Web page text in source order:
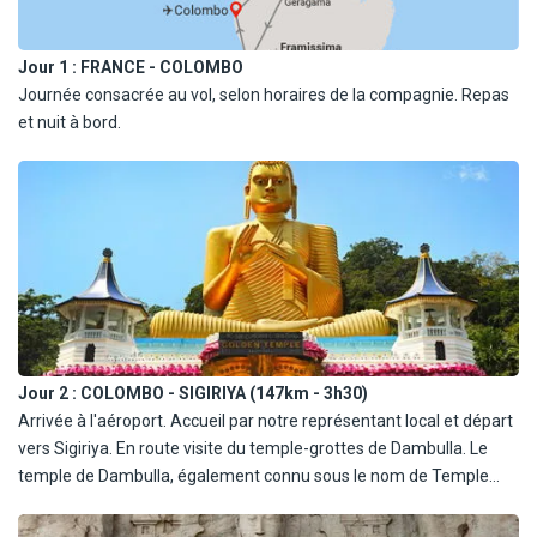
Jour 1 : FRANCE - COLOMBO
Journée consacrée au vol, selon horaires de la compagnie. Repas
et nuit à bord.
Jour 2 : COLOMBO - SIGIRIYA (147km - 3h30)
Arrivée à l'aéroport. Accueil par notre représentant local et départ
vers Sigiriya. En route visite du temple-grottes de Dambulla. Le
temple de Dambulla, également connu sous le nom de Temple
Des sculptures anciennes et des peintures de Bouddha et de